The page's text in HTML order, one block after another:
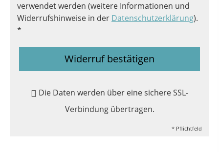
verwendet werden (weitere Informationen und
Widerrufshinweise in der Datenschutzerklärung).
*
Widerruf bestätigen
Die Daten werden über eine sichere SSL-
Verbindung übertragen.
* Pflichtfeld